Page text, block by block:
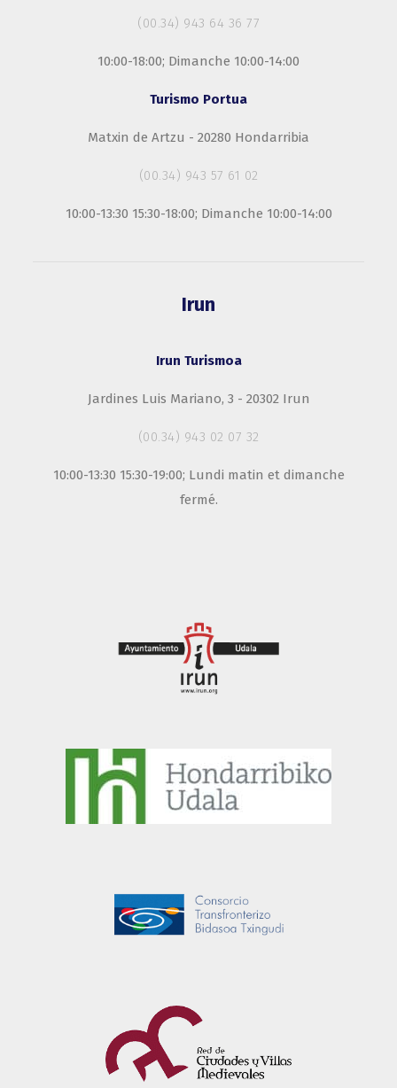
(00.34) 943 64 36 77
10:00-18:00; Dimanche 10:00-14:00
Turismo Portua
Matxin de Artzu - 20280 Hondarribia
(00.34) 943 57 61 02
10:00-13:30 15:30-18:00; Dimanche 10:00-14:00
Irun
Irun Turismoa
Jardines Luis Mariano, 3 - 20302 Irun
(00.34) 943 02 07 32
10:00-13:30 15:30-19:00; Lundi matin et dimanche
fermé.